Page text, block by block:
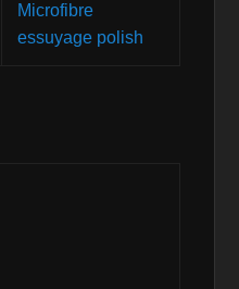
Microfibre
essuyage polish